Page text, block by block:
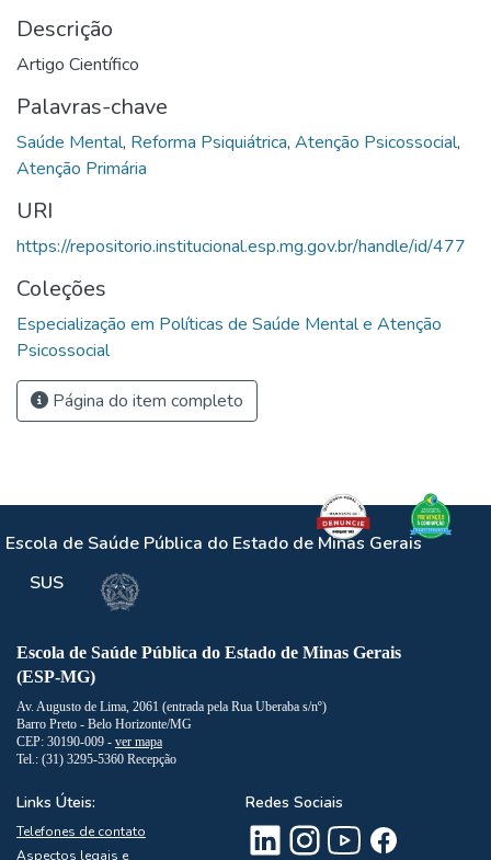
Descrição
Artigo Científico
Palavras-chave
Saúde Mental, Reforma Psiquiátrica, Atenção Psicossocial,
Atenção Primária
URI
https://repositorio.institucional.esp.mg.gov.br/handle/id/477
Coleções
Especialização em Políticas de Saúde Mental e Atenção
Psicossocial
Página do item completo
Escola de Saúde Pública do Estado de Minas Gerais
SUS
Escola de Saúde Pública do Estado de Minas Gerais
(ESP-MG)
Av. Augusto de Lima, 2061 (entrada pela Rua Uberaba s/nº)
Barro Preto - Belo Horizonte/MG
CEP: 30190-009 - ver mapa
Tel.: (31) 3295-5360 Recepção
Links Úteis:
Telefones de contato
Aspectos legais e
Redes Sociais